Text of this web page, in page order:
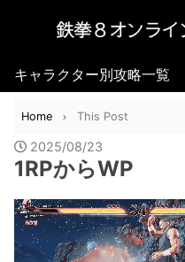
キャラクター別攻略一覧
Home This Post
2025/08/23
1RPからWP